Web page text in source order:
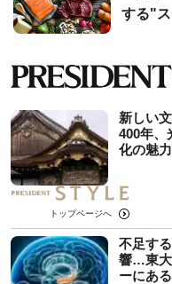
する"
新しい
400年、
化の魅
トップページへ
不足す
響…東大
ーにあ